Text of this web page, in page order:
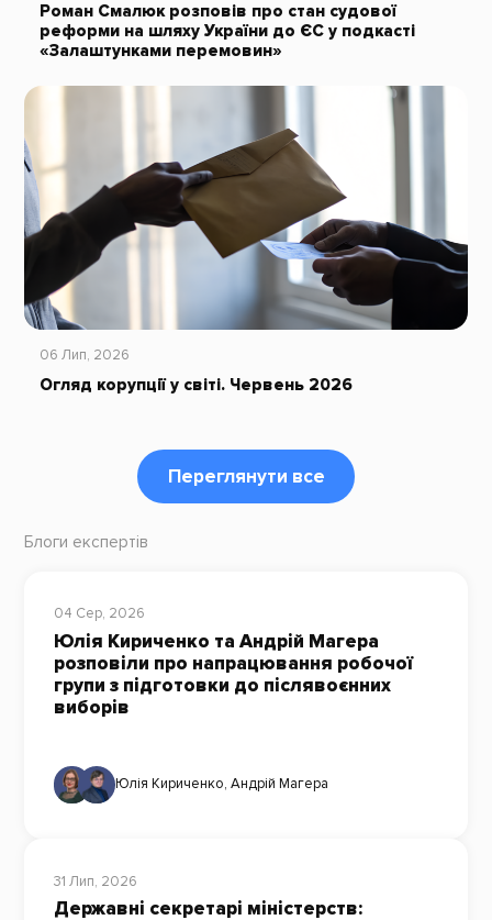
Роман Смалюк розповів про стан судової
реформи на шляху України до ЄС у подкасті
«Залаштунками перемовин»
06 Лип, 2026
Огляд корупції у світі. Червень 2026
Переглянути все
Блоги експертів
04 Сер, 2026
Юлія Кириченко та Андрій Магера
розповіли про напрацювання робочої
групи з підготовки до післявоєнних
виборів
Юлія Кириченко, Андрій Магера
31 Лип, 2026
Державні секретарі міністерств: